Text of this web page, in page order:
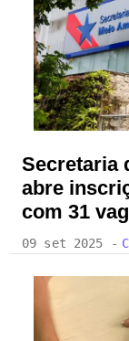
Secretaria
abre
com 31
09 set 2025 -